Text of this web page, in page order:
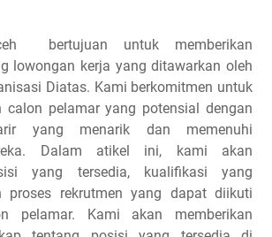
bertujuan untuk memberikan
lowongan kerja yang ditawarkan oleh
Diatas. Kami berkomitmen untuk
calon pelamar yang potensial dengan
yang menarik dan memenuhi
Dalam atikel ini, kami akan
yang tersedia, kualifikasi yang
proses rekrutmen yang dapat diikuti
pelamar. Kami akan memberikan